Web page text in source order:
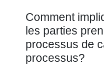
Comment
les parties
processus de
processus?